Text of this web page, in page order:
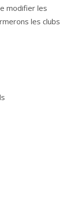
modifier les
les clubs